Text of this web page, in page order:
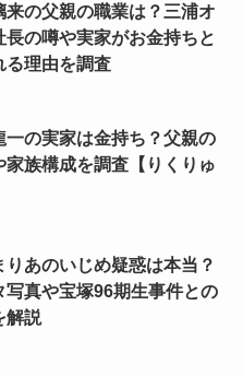
来の父親の職業は？三浦オ
長の噂や実家がお金持ちと
る理由を調査
一の実家は金持ち？父親の
家族構成を調査【りくりゅ
りあのいじめ疑惑は本当？
写真や宝塚96期生事件との
解説